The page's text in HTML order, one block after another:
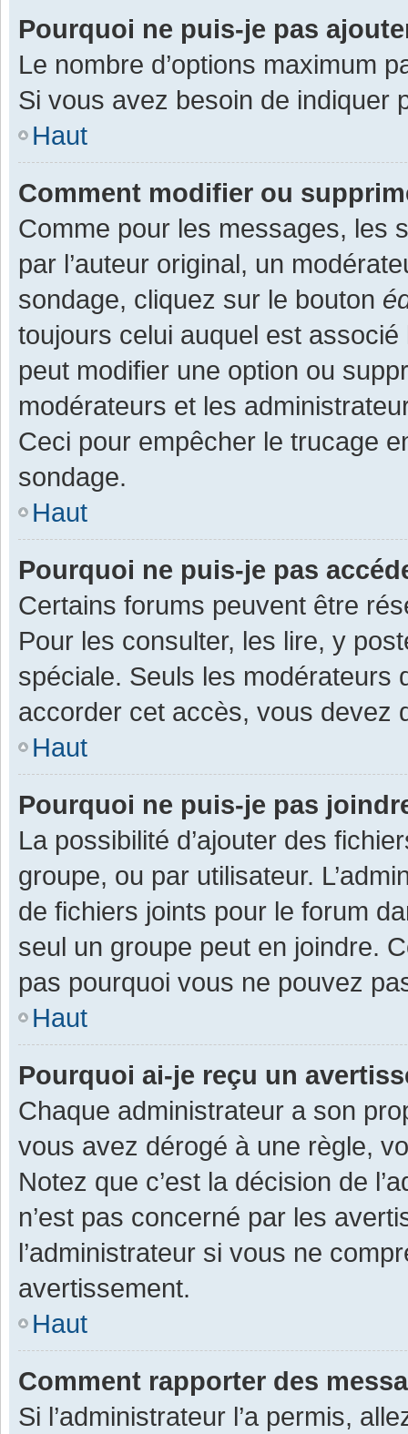
Pourquoi ne puis-je pas
Le nombre d’options maximum
Si vous avez besoin de indiquer
Haut
Comment modifier ou
Comme pour les messages, les
par l’auteur original, un
sondage, cliquez sur le bouton
toujours celui auquel est associé
peut modifier une option ou
modérateurs et les
Ceci pour empêcher le trucage
sondage.
Haut
Pourquoi ne puis-je pas
Certains forums peuvent être
Pour les consulter, les lire, y
spéciale. Seuls les modérateurs
accorder cet accès, vous devez
Haut
Pourquoi ne puis-je pas
La possibilité d’ajouter des
groupe, ou par utilisateur.
de fichiers joints pour le forum
seul un groupe peut en joindre.
pas pourquoi vous ne pouvez
Haut
Pourquoi ai-je reçu un
Chaque administrateur a son
vous avez dérogé à une règle,
Notez que c’est la décision de
n’est pas concerné par les
l’administrateur si vous ne
avertissement.
Haut
Comment rapporter des
Si l’administrateur l’a permis,